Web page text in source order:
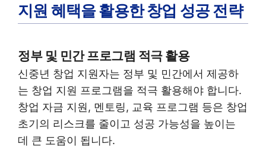
지원 혜택을 활용한 창업 성공 전략
정부 및 민간 프로그램 적극 활용
신중년 창업 지원자는 정부 및 민간에서 제공하
는 창업 지원 프로그램을 적극 활용해야 합니다.
창업 자금 지원, 멘토링, 교육 프로그램 등은 창업
초기의 리스크를 줄이고 성공 가능성을 높이는
데 큰 도움이 됩니다.